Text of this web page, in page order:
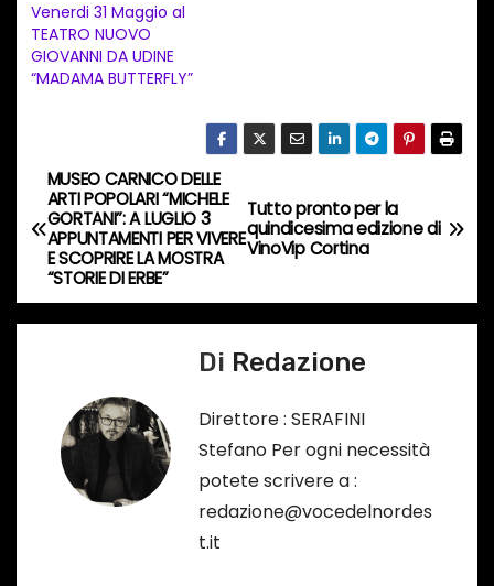
t
o
i
o
r
s
o
…
Venerdi 31 Maggio al
TEATRO NUOVO
GIOVANNI DA UDINE
“MADAMA BUTTERFLY”
N
a
v
i
Tutto pronto per la
quindicesima edizione di
VinoVip Cortina
MUSEO CARNICO DELLE
ARTI POPOLARI “MICHELE
GORTANI”: A LUGLIO 3
APPUNTAMENTI PER VIVERE
E SCOPRIRE LA MOSTRA
“STORIE DI ERBE”
Di Redazione
Direttore : SERAFINI
Stefano Per ogni necessità
potete scrivere a :
redazione@vocedelnordes
t.it